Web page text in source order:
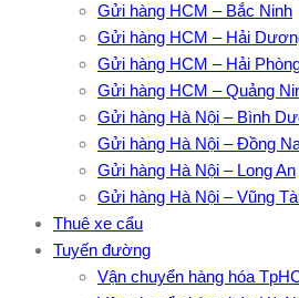
Gửi hàng HCM – Bắc Ninh
Gửi hàng HCM – Hải
Gửi hàng HCM – Hải
Gửi hàng HCM – Quảng
Gửi hàng Hà Nội – Bình
Gửi hàng Hà Nội – Đồng
Gửi hàng Hà Nội – Long An
Gửi hàng Hà Nội – Vũng
Thuê xe cẩu
Tuyến đường
Vận chuyển hàng hóa